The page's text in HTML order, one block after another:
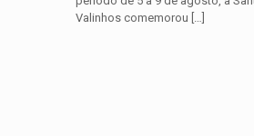
Valinhos comemorou […]